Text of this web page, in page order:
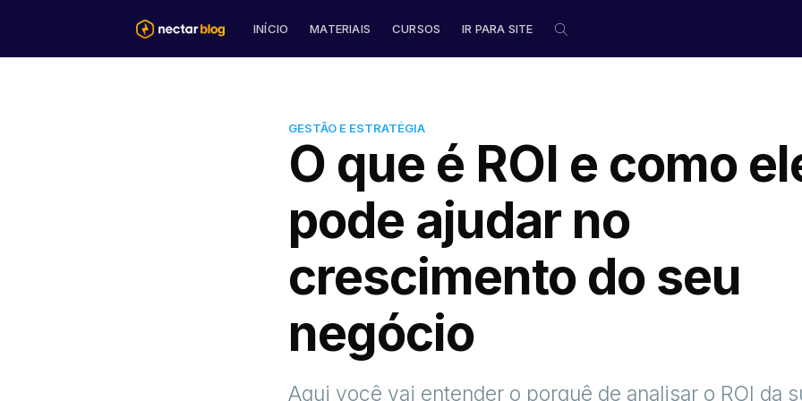
INÍCIO MATERIAIS CURSOS IR PARA SITE
GESTÃO E ESTRATÉGIA
O que é ROI e como
pode ajudar no
crescimento do seu
negócio
Aqui você vai entender o porquê de analisar o ROI da